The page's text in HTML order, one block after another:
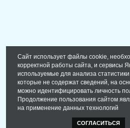
Сайт использует файлы cookie,
корректной работы сайта, и сервисы
используемые для анализа
которые не содержат сведений, на
можно идентифицировать личность
Продолжение пользования сайтом
на применение данных технологий
СОГЛАСИТЬСЯ